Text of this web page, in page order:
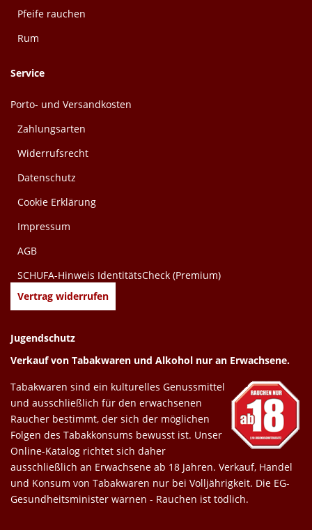
Pfeife rauchen
Rum
Service
Porto- und Versandkosten
Zahlungsarten
Widerrufsrecht
Datenschutz
Cookie Erklärung
Impressum
AGB
SCHUFA-Hinweis IdentitätsCheck (Premium)
Vertrag widerrufen
Jugendschutz
Verkauf von Tabakwaren und Alkohol nur an Erwachsene.
Tabakwaren sind ein kulturelles Genussmittel
und ausschließlich für den erwachsenen
Raucher bestimmt, der sich der möglichen
Folgen des Tabakkonsums bewusst ist. Unser
Online-Katalog richtet sich daher
ausschließlich an Erwachsene ab 18 Jahren. Verkauf, Handel
und Konsum von Tabakwaren nur bei Volljährigkeit. Die EG-
Gesundheitsminister warnen - Rauchen ist tödlich.